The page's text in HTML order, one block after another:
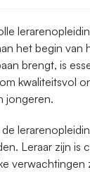
het begin van
brengt, is
kwaliteitsvol
jongeren.
Leraar zijn is
verwachtingen